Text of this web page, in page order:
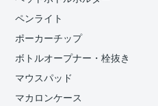
ペンライト
ポーカーチップ
ボトルオープナー・栓抜き
マウスパッド
マカロンケース